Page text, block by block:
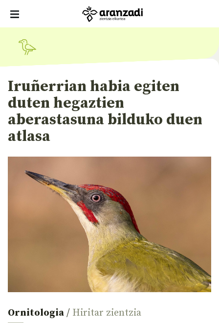
Iruñerrian habia egiten
duten hegaztien
aberastasuna bilduko duen
atlasa
Ornitologia / Hiritar zientzia